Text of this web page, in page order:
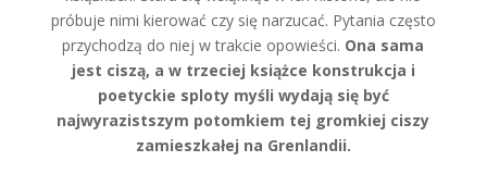
próbuje nimi kierować czy się narzucać. Pytania często
przychodzą do niej w trakcie opowieści. Ona sama
jest ciszą, a w trzeciej książce konstrukcja i
poetyckie sploty myśli wydają się być
najwyrazistszym potomkiem tej gromkiej ciszy
zamieszkałej na Grenlandii.